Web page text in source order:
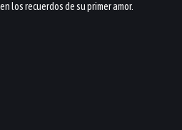
en los recuerdos de su primer amor.